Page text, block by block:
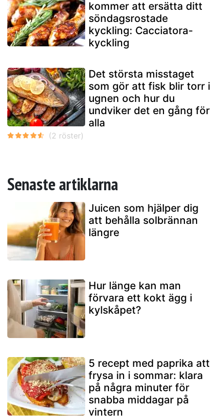
kommer att ersätta ditt
söndagsrostade
kyckling: Cacciatora-
kyckling
Det största misstaget
som gör att fisk blir torr i
ugnen och hur du
undviker det en gång för
alla
Senaste artiklarna
Juicen som hjälper dig
att behålla solbrännan
längre
Hur länge kan man
förvara ett kokt ägg i
kylskåpet?
5 recept med paprika att
frysa in i sommar: klara
på några minuter för
snabba middagar på
vintern